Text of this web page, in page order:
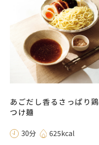
あごだし香るさっぱり鶏
つけ麺
30分 625kcal